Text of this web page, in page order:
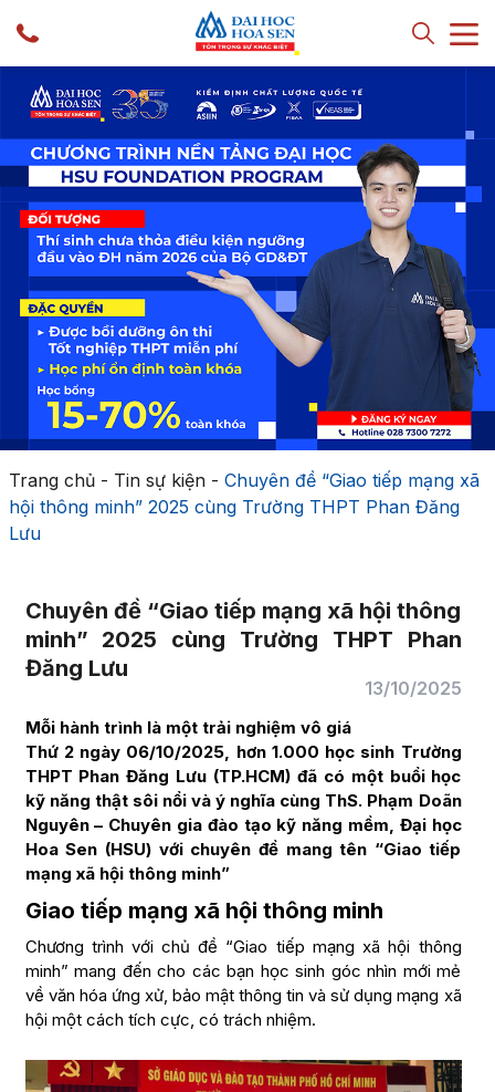
Trang chủ- Tin sự kiện- Chuyên đề “Giao tiếp mạng xã
hội thông minh” 2025 cùng Trường THPT Phan Đăng
Lưu
Chuyên đề “Giao tiếp mạng xã hội thông
minh” 2025 cùng Trường THPT Phan
Đăng Lưu
13/10/2025
Mỗi hành trình là một trải nghiệm vô giá
Thứ 2 ngày 06/10/2025, hơn 1.000 học sinh Trường
THPT Phan Đăng Lưu (TP.HCM) đã có một buổi học
kỹ năng thật sôi nổi và ý nghĩa cùng ThS. Phạm Doãn
Nguyên – Chuyên gia đào tạo kỹ năng mềm, Đại học
Hoa Sen (HSU) với chuyên đề mang tên “Giao tiếp
mạng xã hội thông minh”
Giao tiếp mạng xã hội thông minh
Chương trình với chủ đề “Giao tiếp mạng xã hội thông
minh” mang đến cho các bạn học sinh góc nhìn mới mẻ
về văn hóa ứng xử, bảo mật thông tin và sử dụng mạng xã
hội một cách tích cực, có trách nhiệm.